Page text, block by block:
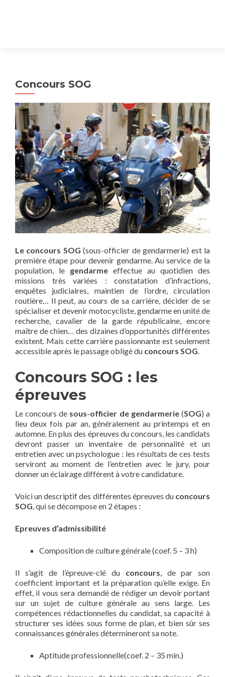
Concours SOG
Le concours SOG (sous-officier de gendarmerie) est la
première étape pour devenir gendarme. Au service de la
population, le gendarme effectue au quotidien des
missions très variées : constatation d’infractions,
enquêtes judiciaires, maintien de l’ordre, circulation
routière… Il peut, au cours de sa carrière, décider de se
spécialiser et devenir motocycliste, gendarme en unité de
recherche, cavalier de la garde républicaine, encore
maître de chien… des dizaines d’opportunités différentes
existent. Mais cette carrière passionnante est seulement
accessible après le passage obligé du concours SOG
Concours SOG : les
épreuves
Le concours de sous-officier de gendarmerie(SOG) a
lieu deux fois par an, généralement au printemps et en
automne. En plus des épreuves du concours, les candidats
devront passer un inventaire de personnalité et un
entretien avec un psychologue : les résultats de ces tests
serviront au moment de l’entretien avec le jury, pour
donner un éclairage différent à votre candidature.
Voici un descriptif des différentes épreuves du concours
SOG , qui se décompose en 2 étapes :
Epreuves d’admissibilité
Composition de culture générale (coef. 5 – 3 h)
Il s’agit de l’épreuve-clé du concours , de par son
coefficient important et la préparation qu’elle exige. En
effet, il vous sera demandé de rédiger un devoir portant
sur un sujet de culture générale au sens large. Les
compétences rédactionnelles du candidat, sa capacité à
structurer ses idées sous forme de plan, et bien sûr ses
connaissances générales détermineront sa note.
Aptitude professionnelle(coef. 2 – 35 min.)